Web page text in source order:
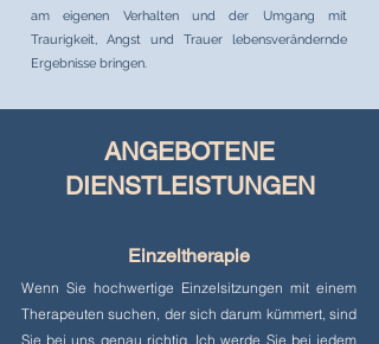
am eigenen Verhalten und der Umgang mit
Traurigkeit, Angst und Trauer lebensverändernde
Ergebnisse bringen.
ANGEBOTENE
DIENSTLEISTUNGEN
Einzeltherapie
Wenn Sie hochwertige Einzelsitzungen mit einem
Therapeuten suchen, der sich darum kümmert, sind
Sie bei uns genau richtig. Ich werde Sie bei jedem